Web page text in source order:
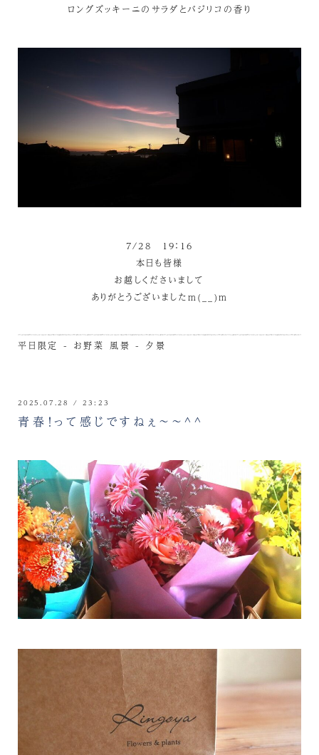
ロングズッキーニのサラダとバジリコの香り
7/28 19：16
本日も皆様
お越しくださいまして
ありがとうございましたm(__)m
平日限定 - お野菜 風景 - 夕景
2025.07.28 / 23:23
青春！って感じですねぇ～～^^